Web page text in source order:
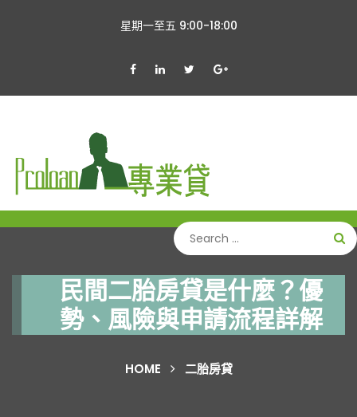
星期一至五 9:00-18:00
民間二胎房貸是什麼？優
勢、風險與申請流程詳解
HOME 二胎房貸